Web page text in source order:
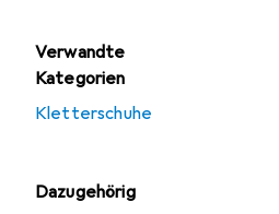
Verwandte
Kategorien
Kletterschuhe
Dazugehörig